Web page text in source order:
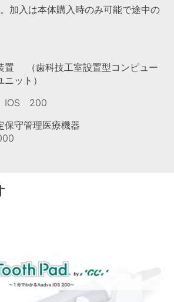
加入は本体購入時のみ可能で途中の
置 （歯科技工室設置型コンピュー
ット）
IOS 200
守管理医療機器